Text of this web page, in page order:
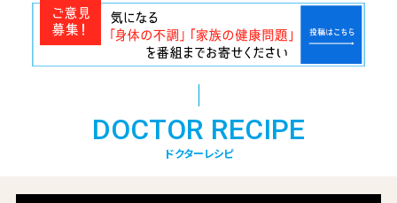
DOCTOR RECIPE
ドクターレシピ